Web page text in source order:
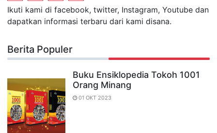
Ikuti kami di facebook, twitter, Instagram, Youtube dan
dapatkan informasi terbaru dari kami disana.
Berita Populer
Buku Ensiklopedia Tokoh 1001
Orang Minang
01 OKT 2023